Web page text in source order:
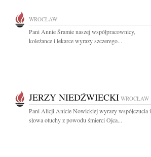
WROCŁAW
Pani Annie Śramie naszej współpracownicy,
koleżance i lekarce wyrazy szczerego...
JERZY NIEDŹWIECKI WROCŁAW
Pani Alicji Anicie Nowickiej wyrazy współczucia i
słowa otuchy z powodu śmierci Ojca...